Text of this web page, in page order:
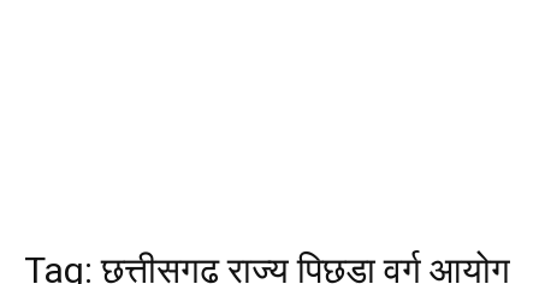
Tag:छत्तीसगढ़ राज्य पिछड़ा वर्ग आयोग